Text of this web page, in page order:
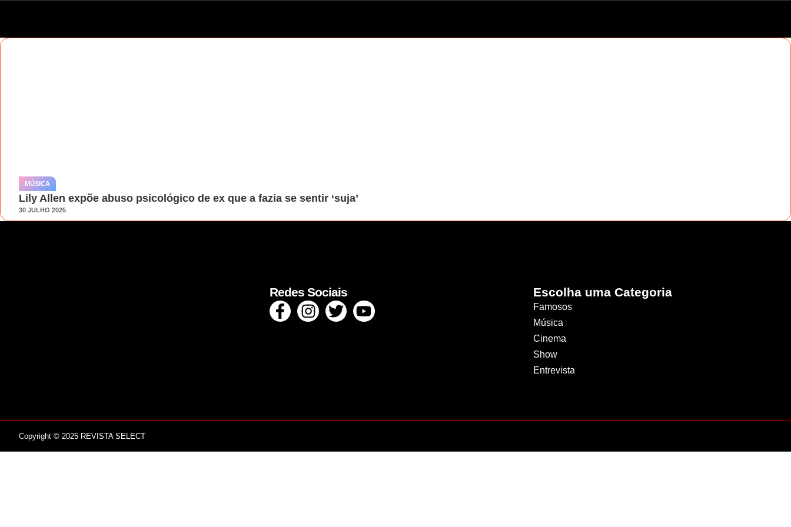
MÚSICA
Lily Allen expõe abuso psicológico de ex que a fazia se sentir ‘suja’
30 JULHO 2025
Redes Sociais Escolha uma Categoria
Famosos
Música
Cinema
Show
Entrevista
Copyright © 2025 REVISTA SELECT